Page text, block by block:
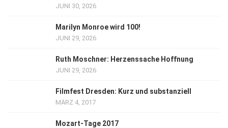
JUNI 30, 2026
Marilyn Monroe wird 100!
JUNI 29, 2026
Ruth Moschner: Herzenssache Hoffnung
JUNI 29, 2026
Filmfest Dresden: Kurz und substanziell
MÄRZ 4, 2017
Mozart-Tage 2017